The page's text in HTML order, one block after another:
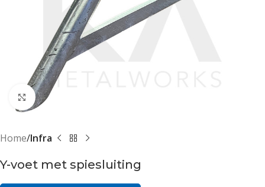
Klik om te vergroten
Home Infra
Y-voet met spiesluiting